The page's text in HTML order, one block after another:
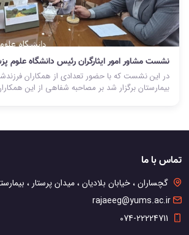
نشست مشاور امور ایثارگران رئیس دانشگاه علوم
مسئولین بیمارستان شهید رجایی گچساران برگزار
در این نشست که با حضور تعدادی از همکاران
بیمارستان برگزار شد بر مصاحبه شفاهی از این
تماس با ما
گچساران ، خیابان بلادیان ، میدان پرستار ،
rajaeeg@yums.ac.ir